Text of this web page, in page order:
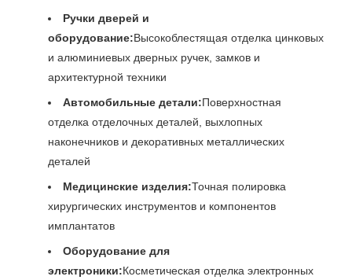
Ручки дверей и
оборудование:Высокоблестящая отделка цинковых
и алюминиевых дверных ручек, замков и
архитектурной техники
Автомобильные детали:Поверхностная
отделка отделочных деталей, выхлопных
наконечников и декоративных металлических
деталей
Медицинские изделия:Точная полировка
хирургических инструментов и компонентов
имплантатов
Оборудование для
электроники:Косметическая отделка электронных